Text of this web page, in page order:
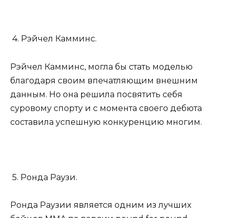
4. Рэйчел Камминс.
Рэйчел Камминс, могла бы стать моделью
благодаря своим впечатляющим внешним
данным. Но она решила посвятить себя
суровому спорту и с момента своего дебюта
составила успешную конкуренцию многим.
5. Ронда Раузи.
Ронда Раузии является одним из лучших